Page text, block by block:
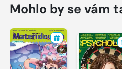
Mohlo by se vám